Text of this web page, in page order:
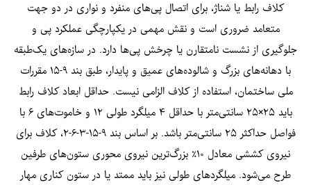
کلاف رابط یا شناژ، برای اتصال پی‌های منفرد و نواری در دو جهت
متعامد ضروری است و نقش مهمی در یکپارچگی عملکرد پی و
جلوگیری از نشست نامتقارن یا چرخش پی‌ها دارد. در سازه‌های یک‌طبقه
با دهانه‌های بزرگ و شالوده‌های عمیق و پایدار، طبق بند ۹-۱۵ مقررات
ملی ساختمان، استفاده از کلاف الزامی نیست. حداقل ابعاد کلاف رابط
باید ۲۵×۲۵ سانتی‌متر با حداقل ۴ میلگرد طولی ۱۲ و خاموت‌های ۶ با
فواصل حداکثر ۲۵ سانتی‌متر باشد. بر اساس بند ۹-۱۵-۳-۶-۲، کلاف برای
نیروی کششی معادل ۱۰٪ بزرگ‌ترین نیروی محوری ستون‌های طرفین
طرح می‌شود. میلگردهای طولی نیز باید ممتد یا در ستون کناری مهار